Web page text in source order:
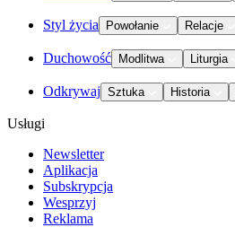
Styl życia Powołanie Relacje
Duchowość Modlitwa Liturgia
Odkrywaj Sztuka Historia
Usługi
Newsletter
Aplikacja
Subskrypcja
Wesprzyj
Reklama